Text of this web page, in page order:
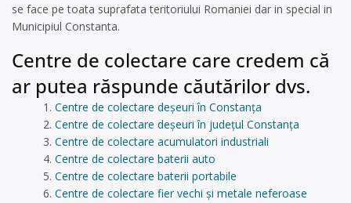
se face pe toata suprafata teritoriului Romaniei dar in special in
Municipiul Constanta.
Centre de colectare care credem că
ar putea răspunde căutărilor dvs.
Centre de colectare deșeuri în Constanța
Centre de colectare deșeuri în județul Constanța
Centre de colectare acumulatori industriali
Centre de colectare baterii auto
Centre de colectare baterii portabile
Centre de colectare fier vechi și metale neferoase